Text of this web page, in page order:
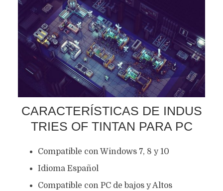
CARACTERÍSTICAS DE INDUS
TRIES OF TINTAN PARA PC
Compatible con Windows 7, 8 y 10
Idioma Español
Compatible con PC de bajos y Altos